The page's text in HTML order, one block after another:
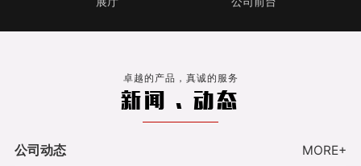
卓越的产品，真诚的服务
新闻 . 动态
公司动态 MORE+